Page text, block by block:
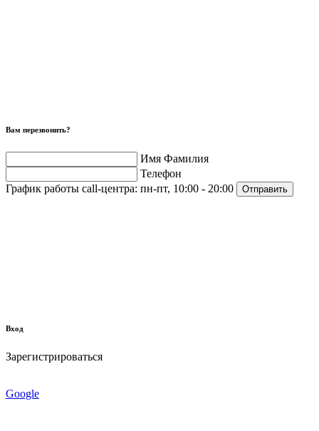
Вам перезвонить?
Имя Фамилия
Телефон
График работы call-центра: пн-пт, 10:00 - 20:00 Отправить
Вход
Зарегистрироваться
Google